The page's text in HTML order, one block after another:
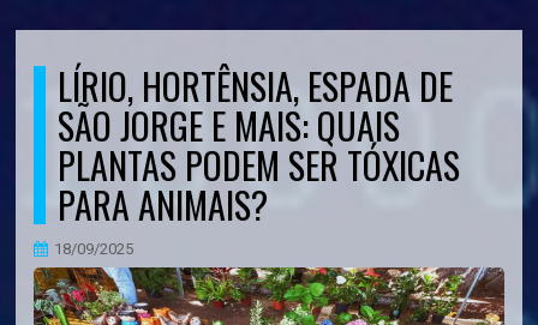
LÍRIO, HORTÊNSIA, ESPADA DE
SÃO JORGE E MAIS: QUAIS
PLANTAS PODEM SER TÓXICAS
PARA ANIMAIS?
18/09/2025